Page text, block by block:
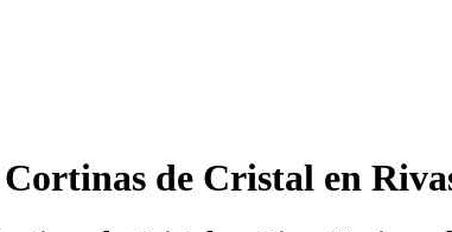
de Cristal en